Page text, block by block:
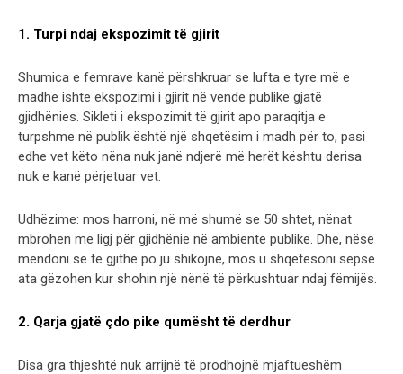
1. Turpi ndaj ekspozimit të gjirit
Shumica e femrave kanë përshkruar se lufta e tyre më e
madhe ishte ekspozimi i gjirit në vende publike gjatë
gjidhënies. Sikleti i ekspozimit të gjirit apo paraqitja e
turpshme në publik është një shqetësim i madh për to, pasi
edhe vet këto nëna nuk janë ndjerë më herët kështu derisa
nuk e kanë përjetuar vet.
Udhëzime: mos harroni, në më shumë se 50 shtet, nënat
mbrohen me ligj për gjidhënie në ambiente publike. Dhe, nëse
mendoni se të gjithë po ju shikojnë, mos u shqetësoni sepse
ata gëzohen kur shohin një nënë të përkushtuar ndaj fëmijës.
2. Qarja gjatë çdo pike qumësht të derdhur
Disa gra thjeshtë nuk arrijnë të prodhojnë mjaftueshëm